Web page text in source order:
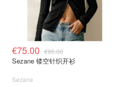
€75.00 €95.00
Sezane 镂空针织开衫
Sezane